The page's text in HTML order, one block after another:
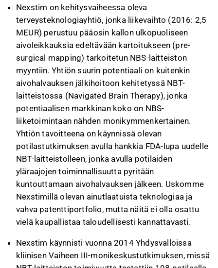
Nexstim on kehitysvaiheessa oleva
terveysteknologiayhtiö, jonka liikevaihto (2016: 2,5
MEUR) perustuu pääosin kallon ulkopuoliseen
aivoleikkauksia edeltävään kartoitukseen (pre-
surgical mapping) tarkoitetun NBS-laitteiston
myyntiin. Yhtiön suurin potentiaali on kuitenkin
aivohalvauksen jälkihoitoon kehitetyssä NBT-
laitteistossa (Navigated Brain Therapy), jonka
potentiaalisen markkinan koko on NBS-
liiketoimintaan nähden monikymmenkertainen.
Yhtiön tavoitteena on käynnissä olevan
potilastutkimuksen avulla hankkia FDA-lupa uudelle
NBT-laitteistolleen, jonka avulla potilaiden
yläraajojen toiminnallisuutta pyritään
kuntouttamaan aivohalvauksen jälkeen. Uskomme
Nexstimillä olevan ainutlaatuista teknologiaa ja
vahva patenttiportfolio, mutta näitä ei olla osattu
vielä kaupallistaa taloudellisesti kannattavasti.
Nexstim käynnisti vuonna 2014 Yhdysvalloissa
kliinisen Vaiheen III-monikeskustutkimuksen, missä